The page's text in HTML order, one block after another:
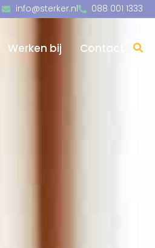
info@sterker.nl 088 001 1333
Werken bij Contact